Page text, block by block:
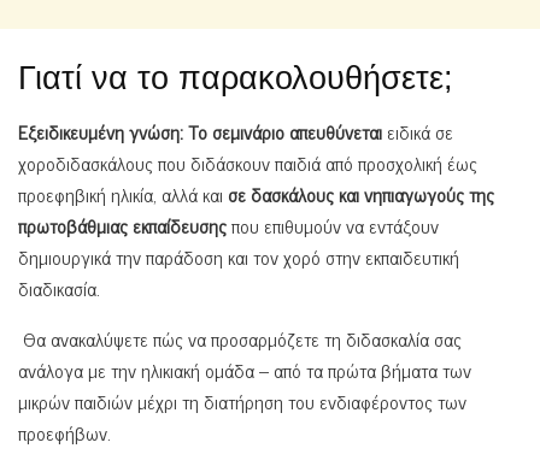
Γιατί να το παρακολουθήσετε;
Εξειδικευμένη γνώση:Το σεμινάριο απευθύνεταιειδικά σε
χοροδιδασκάλους που διδάσκουν παιδιά από προσχολική έως
προεφηβική ηλικία, αλλά και σε δασκάλους και νηπιαγωγούς της
πρωτοβάθμιας εκπαίδευσηςπου επιθυμούν να εντάξουν
δημιουργικά την παράδοση και τον χορό στην εκπαιδευτική
διαδικασία.
Θα ανακαλύψετε πώς να προσαρμόζετε τη διδασκαλία σας
ανάλογα με την ηλικιακή ομάδα – από τα πρώτα βήματα των
μικρών παιδιών μέχρι τη διατήρηση του ενδιαφέροντος των
προεφήβων.